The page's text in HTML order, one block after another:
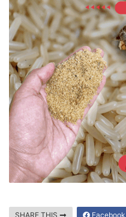
SHARE THIS Facebook